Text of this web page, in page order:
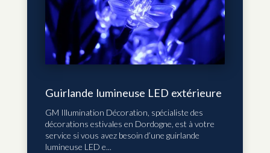
Guirlande lumineuse LED extérieure
GM Illumination Décoration, spécialiste des
décorations estivales en Dordogne, est à votre
service si vous avez besoin d’une guirlande
lumineuse LED e...